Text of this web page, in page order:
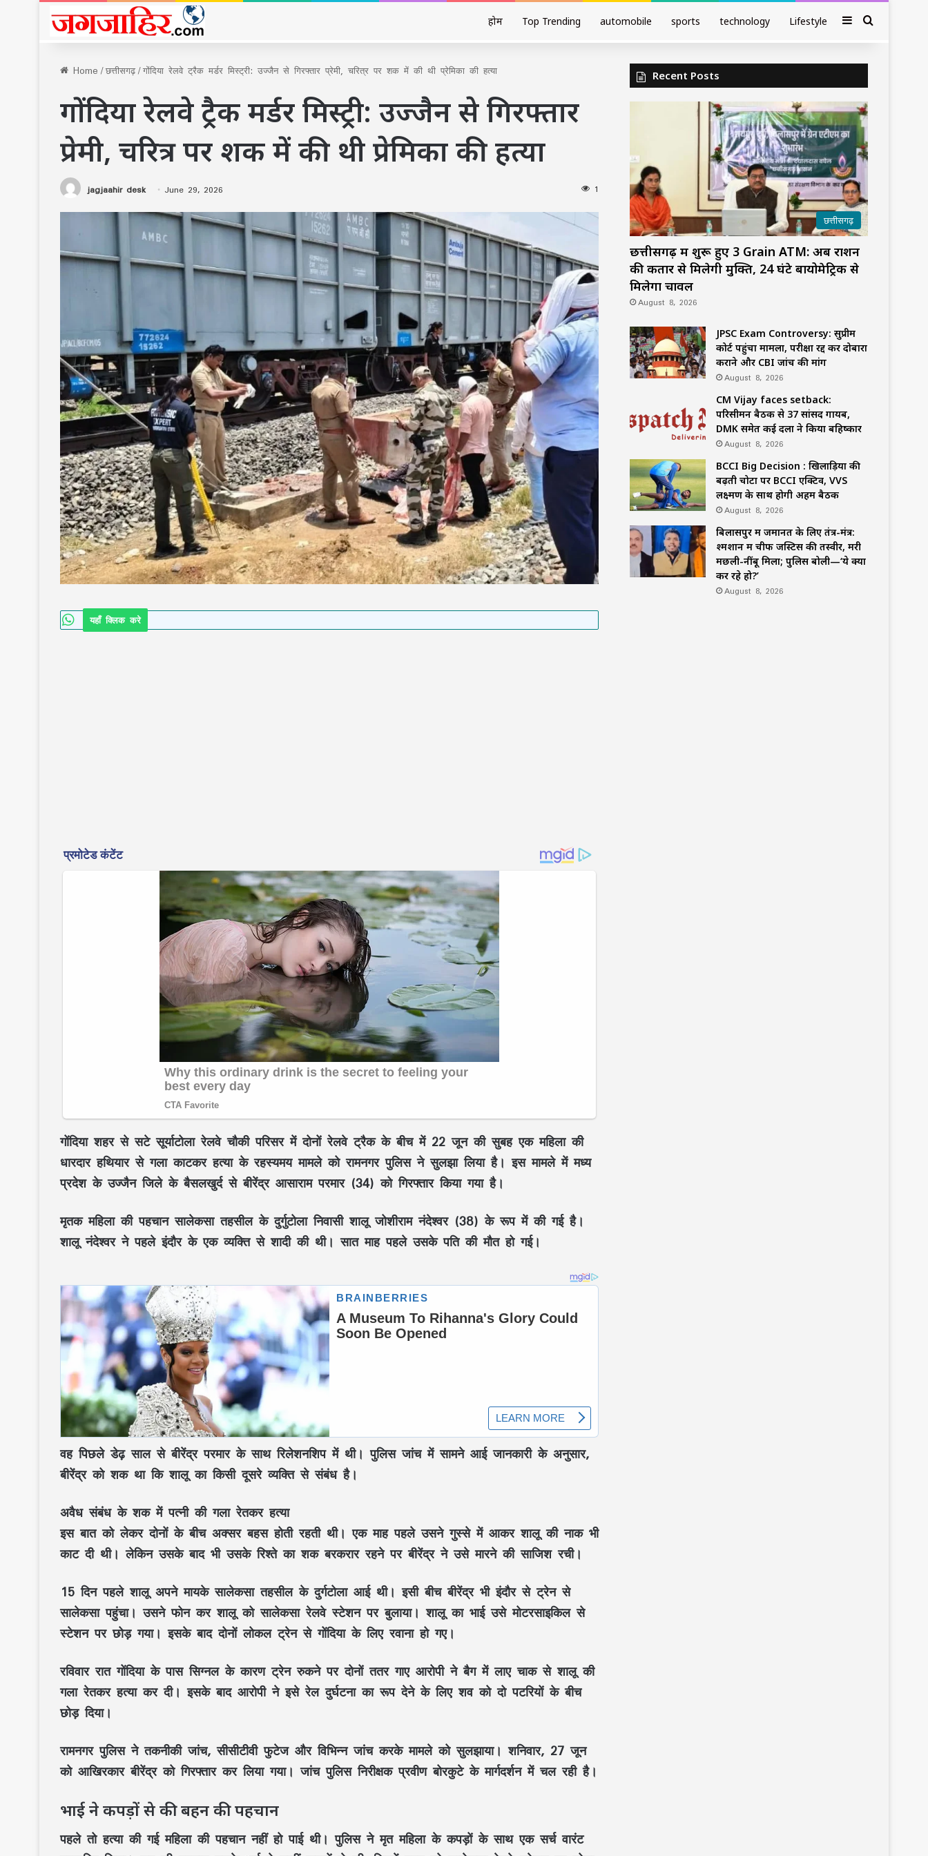
होम Top Trending automobile sports technology Lifestyle SidebarSearch
Home/छत्तीसगढ़/गोंदिया रेलवे ट्रैक मर्डर मिस्ट्री: उज्जैन से गिरफ्तार प्रेमी, चरित्र पर शक में की थी प्रेमिका की हत्या
गोंदिया रेलवे ट्रैक मर्डर मिस्ट्री: उज्जैन से गिरफ्तार
प्रेमी, चरित्र पर शक में की थी प्रेमिका की हत्या
jagjaahir desk June 29, 2026 1
यहाँ क्लिक करे
गोंदिया शहर से सटे सूर्याटोला रेलवे चौकी परिसर में दोनों रेलवे ट्रैक के बीच में 22 जून की सुबह एक महिला की
धारदार हथियार से गला काटकर हत्या के रहस्यमय मामले को रामनगर पुलिस ने सुलझा लिया है। इस मामले में मध्य
प्रदेश के उज्जैन जिले के बैसलखुर्द से बीरेंद्र आसाराम परमार (34) को गिरफ्तार किया गया है।
मृतक महिला की पहचान सालेकसा तहसील के दुर्गुटोला निवासी शालू जोशीराम नंदेश्वर (38) के रूप में की गई है।
शालू नंदेश्वर ने पहले इंदौर के एक व्यक्ति से शादी की थी। सात माह पहले उसके पति की मौत हो गई।
वह पिछले डेढ़ साल से बीरेंद्र परमार के साथ रिलेशनशिप में थी। पुलिस जांच में सामने आई जानकारी के अनुसार,
बीरेंद्र को शक था कि शालू का किसी दूसरे व्यक्ति से संबंध है।
अवैध संबंध के शक में पत्नी की गला रेतकर हत्या
इस बात को लेकर दोनों के बीच अक्सर बहस होती रहती थी। एक माह पहले उसने गुस्से में आकर शालू की नाक भी
काट दी थी। लेकिन उसके बाद भी उसके रिश्ते का शक बरकरार रहने पर बीरेंद्र ने उसे मारने की साजिश रची।
15 दिन पहले शालू अपने मायके सालेकसा तहसील के दुर्गटोला आई थी। इसी बीच बीरेंद्र भी इंदौर से ट्रेन से
सालेकसा पहुंचा। उसने फोन कर शालू को सालेकसा रेलवे स्टेशन पर बुलाया। शालू का भाई उसे मोटरसाइकिल से
स्टेशन पर छोड़ गया। इसके बाद दोनों लोकल ट्रेन से गोंदिया के लिए रवाना हो गए।
रविवार रात गोंदिया के पास सिग्नल के कारण ट्रेन रुकने पर दोनों ततर गाए आरोपी ने बैग में लाए चाक से शालू की
गला रेतकर हत्या कर दी। इसके बाद आरोपी ने इसे रेल दुर्घटना का रूप देने के लिए शव को दो पटरियों के बीच
छोड़ दिया।
रामनगर पुलिस ने तकनीकी जांच, सीसीटीवी फुटेज और विभिन्न जांच करके मामले को सुलझाया। शनिवार, 27 जून
को आखिरकार बीरेंद्र को गिरफ्तार कर लिया गया। जांच पुलिस निरीक्षक प्रवीण बोरकुटे के मार्गदर्शन में चल रही है।
भाई ने कपड़ों से की बहन की पहचान
पहले तो हत्या की गई महिला की पहचान नहीं हो पाई थी। पुलिस ने मृत महिला के कपड़ों के साथ एक सर्च वारंट
की कतार से मिलेगी मुक्ति, 24 घंटे बायोमेट्रिक से
मिलेगा चावल
Recent Posts
छत्तीसगढ़
छत्तीसगढ़ में शुरू हुए 3 Grain ATM: अब राशन
की कतार से मिलेगी मुक्ति, 24 घंटे बायोमेट्रिक से
मिलेगा चावल
August 8, 2026
JPSC Exam Controversy: सुप्रीम
कोर्ट पहुंचा मामला, परीक्षा रद्द कर दोबारा
कराने और CBI जांच की मांग
August 8, 2026
CM Vijay faces setback:
परिसीमन बैठक से 37 सांसद गायब,
DMK समेत कई दलों ने किया बहिष्कार
August 8, 2026
BCCI Big Decision : खिलाड़ियों की
बढ़ती चोटों पर BCCI एक्टिव, VVS
लक्ष्मण के साथ होगी अहम बैठक
August 8, 2026
बिलासपुर में जमानत के लिए तंत्र-मंत्र:
श्मशान में चीफ जस्टिस की तस्वीर, मरी
मछली-नींबू मिला; पुलिस बोली—‘ये क्या
कर रहे हो?’
August 8, 2026